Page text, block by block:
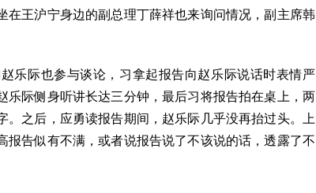
在王沪宁身边的副总理丁薛祥也来询问情况，副主席韩
际也参与谈论，习拿起报告向赵乐际说话时表情严
乐际侧身听讲长达三分钟，最后习将报告拍在桌上，两
。之后，应勇读报告期间，赵乐际几乎没再抬过头。上
报告似有不满，或者说报告说了不该说的话，透露了不